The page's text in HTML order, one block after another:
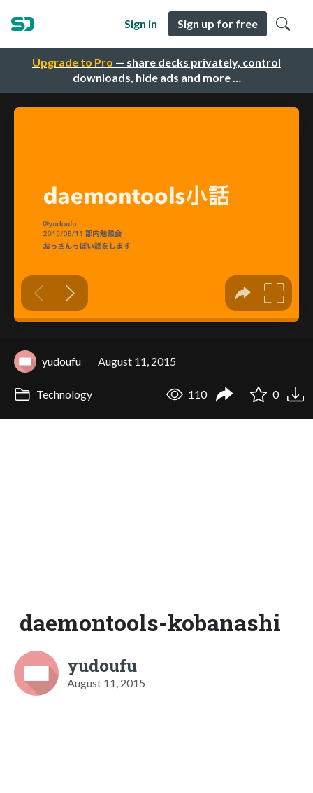
Upgrade to Pro — share decks privately, control
downloads, hide ads and more …
Sign in Sign up for free
yudoufu August 11, 2015
Technology 110 0
daemontools-kobanashi
yudoufu
August 11, 2015